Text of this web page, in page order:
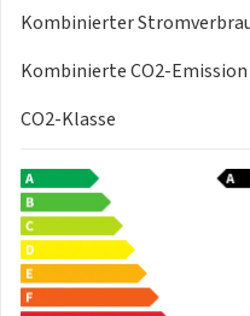
Bremsleuchten LED
Fernlicht Assistent (AHB)
Fensterheber, elektrisch
Rückleuchten, LED
LED-Scheinwerfer
Kombinierter
Kombinierte CO2-Emission
CO2-Klasse